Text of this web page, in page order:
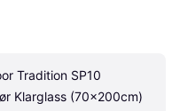
Tradition SP10
Klarglass (70x200cm)